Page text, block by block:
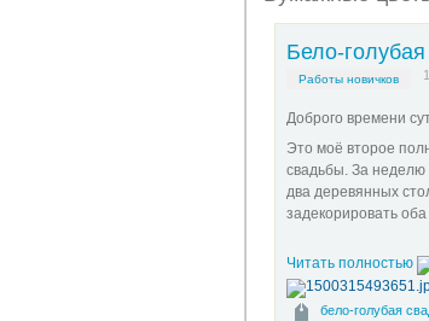
Бело-
Работы новичков
Доброго времени
Это моё второе
свадьбы. За неделю
два деревянных
задекорировать
Читать полностью
бело-голубая